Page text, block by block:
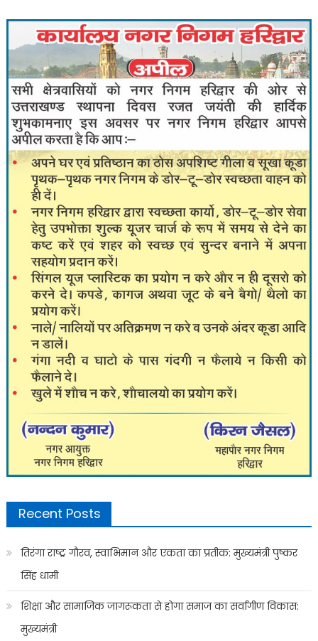
Recent Posts
तिरंगा राष्ट्र गौरव, स्वाभिमान और एकता का प्रतीक: मुख्यमंत्री पुष्कर
सिंह धामी
शिक्षा और सामाजिक जागरूकता से होगा समाज का सर्वांगीण विकास:
मुख्यमंत्री